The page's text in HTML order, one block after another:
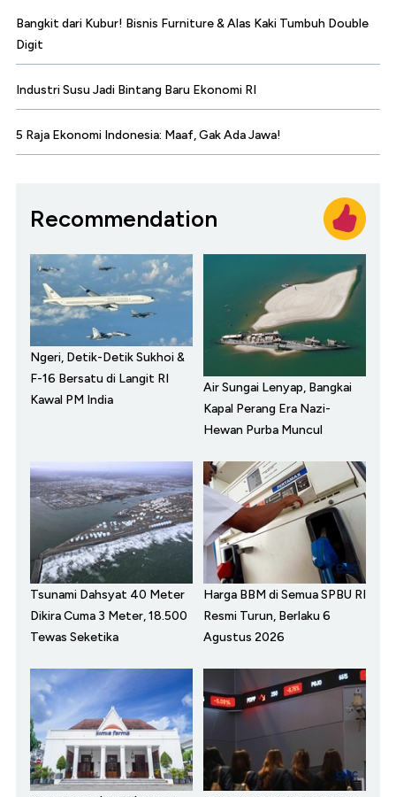
Bangkit dari Kubur! Bisnis Furniture & Alas Kaki Tumbuh Double
Digit
Industri Susu Jadi Bintang Baru Ekonomi RI
5 Raja Ekonomi Indonesia: Maaf, Gak Ada Jawa!
Recommendation
Ngeri, Detik-Detik Sukhoi &
F-16 Bersatu di Langit RI
Kawal PM India
Air Sungai Lenyap, Bangkai
Kapal Perang Era Nazi-
Hewan Purba Muncul
Tsunami Dahsyat 40 Meter
Dikira Cuma 3 Meter, 18.500
Tewas Seketika
Harga BBM di Semua SPBU RI
Resmi Turun, Berlaku 6
Agustus 2026